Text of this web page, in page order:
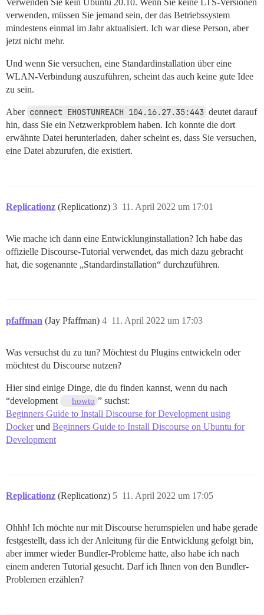
verwenden, müssen Sie jemand sein, der das Betriebssystem
mindestens einmal im Jahr aktualisiert. Ich war diese Person, aber
jetzt nicht mehr.
Und wenn Sie versuchen, eine Standardinstallation über eine
WLAN-Verbindung auszuführen, scheint das auch keine gute Idee
zu sein.
Aber connect EHOSTUNREACH 104.16.27.35:443 deutet darauf
hin, dass Sie ein Netzwerkproblem haben. Ich konnte die dort
erwähnte Datei herunterladen, daher scheint es, dass Sie versuchen,
eine Datei abzurufen, die existiert.
Replicationz (Replicationz) 11. April 2022 um 17:01
3
Wie mache ich dann eine Entwicklunginstallation? Ich habe das
offizielle Discourse-Tutorial verwendet, das mich dazu gebracht
hat, die sogenannte „Standardinstallation“ durchzuführen.
pfaffman (Jay Pfaffman) 11. April 2022 um 17:03
4
Was versuchst du zu tun? Möchtest du Plugins entwickeln oder
möchtest du Discourse nutzen?
Hier sind einige Dinge, die du finden kannst, wenn du nach
“development
howto ” suchst:
Beginners Guide to Install Discourse for Development using
Dockerund Beginners Guide to Install Discourse on Ubuntu for
Development
Replicationz (Replicationz) 11. April 2022 um 17:05
5
Ohhh! Ich möchte nur mit Discourse herumspielen und habe gerade
festgestellt, dass ich der Anleitung für die Entwicklung gefolgt bin,
aber immer wieder Bundler-Probleme hatte, also habe ich nach
einem anderen Tutorial gesucht. Darf ich Ihnen von den Bundler-
Problemen erzählen?